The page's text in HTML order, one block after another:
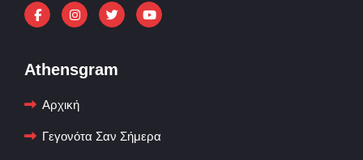
Athensgram
Αρχική
Γεγονότα Σαν Σήμερα